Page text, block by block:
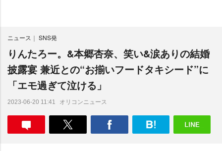
ニュース SNS発
りんたろー。&本郷杏奈、笑い&涙ありの結婚
披露宴 兼近との“お揃いフードタキシード”に
「エモ過ぎて泣ける」
2023-06-20 11:41 オリコンニュース